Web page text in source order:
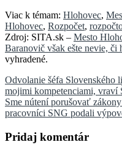
Viac k témam: Hlohovec,
Hlohovec, Rozpočet,
Zdroj: SITA.sk – Mesto
Baranovič však ešte nevie, či
vyhradené.
Navigácia
v
článku
Odvolanie šéfa Slovenského
mojimi kompetenciami, vraví
Sme nútení porušovať
pracovníci SNG podali
Pridaj komentár